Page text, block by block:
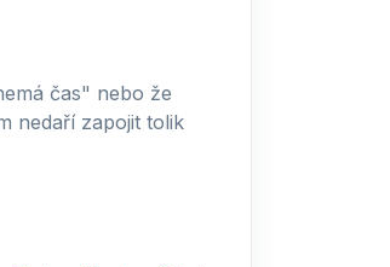
čas" nebo že
nedaří zapojit tolik